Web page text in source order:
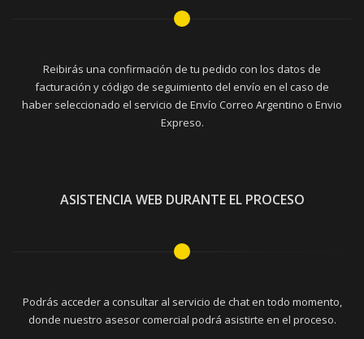
Reibirás una confirmación de tu pedido con los datos de
facturación y código de seguimiento del envío en el caso de
haber seleccionado el servicio de Envío Correo Argentino o Envio
Expreso.
ASISTENCIA WEB DURANTE EL PROCESO
Podrás acceder a consultar al servicio de chat en todo momento,
donde nuestro asesor comercial podrá asistirte en el proceso.